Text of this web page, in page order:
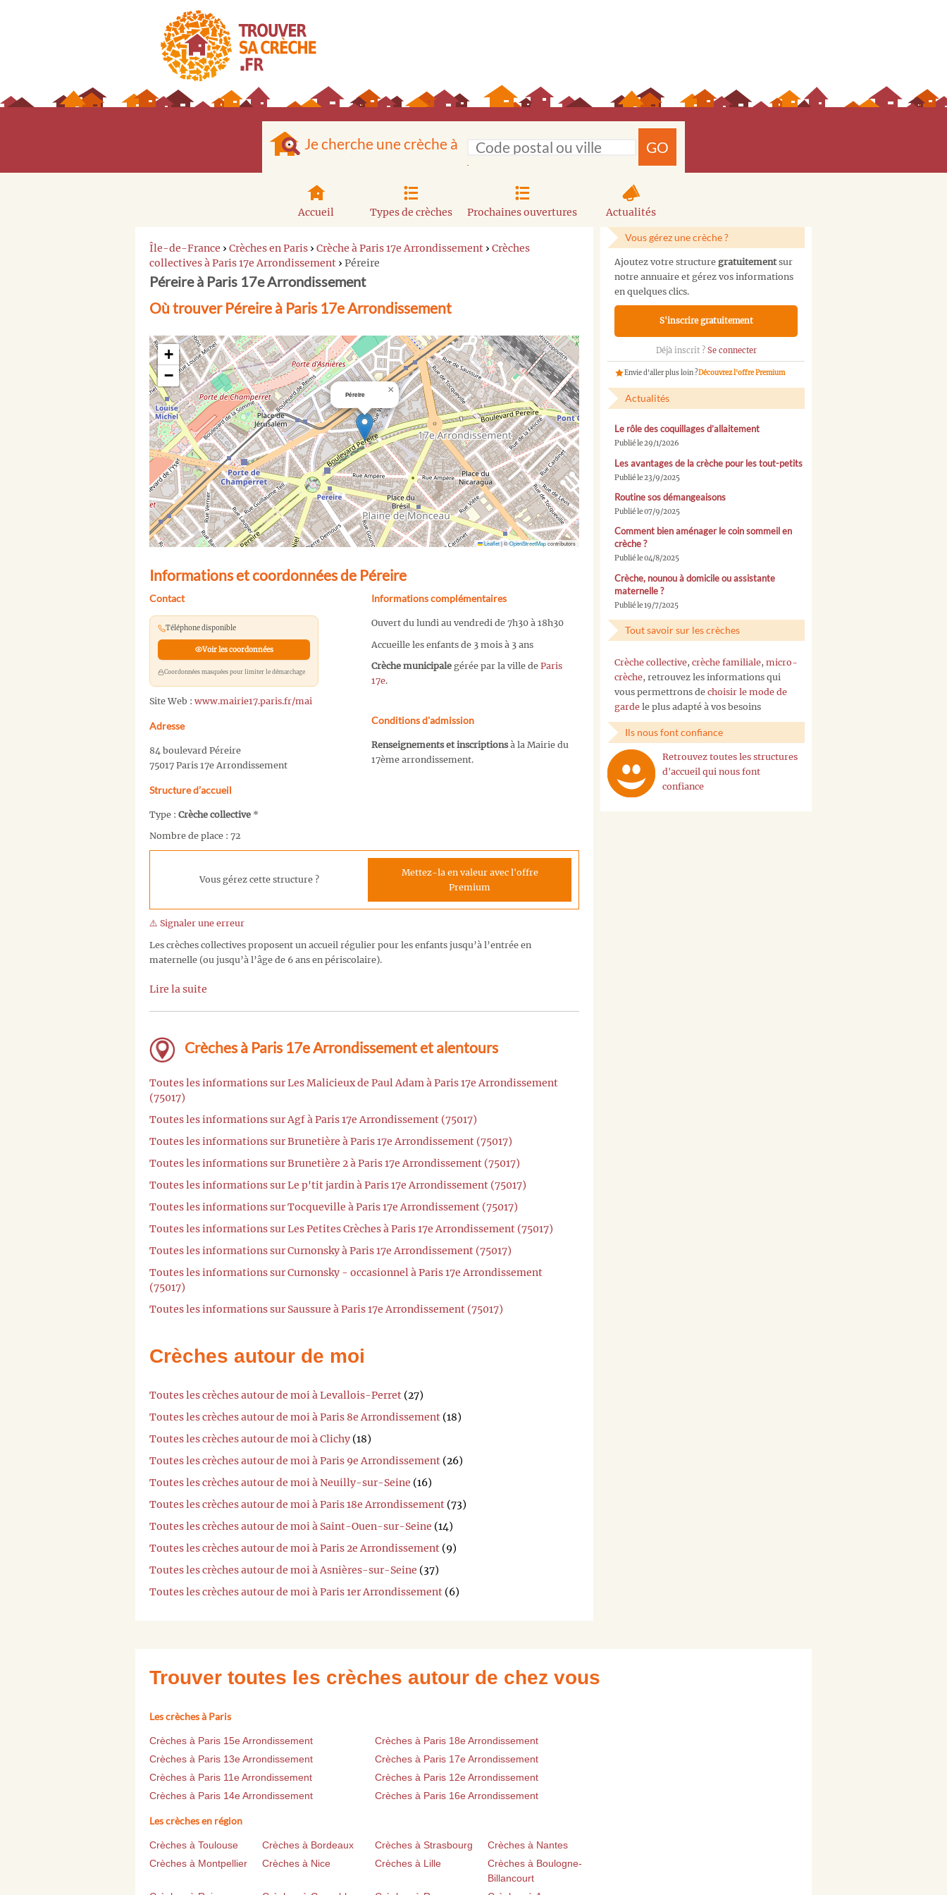
Je cherche une crèche à GO
Accueil Types de crèches Prochaines ouvertures Actualités
Île-de-France › Crèches en Paris › Crèche à Paris 17e Arrondissement › Crèches
collectives à Paris 17e Arrondissement › Péreire
Péreire à Paris 17e Arrondissement
Où trouver Péreire à Paris 17e Arrondissement
Péreire ×
+
−
Leaflet|©OpenStreetMapcontributors
Informations et coordonnées de Péreire
Contact
Téléphone disponible
Voir les coordonnées
Coordonnées masquées pour limiter le démarchage
Site Web : www.mairie17.paris.fr/mai
Adresse
84 boulevard Péreire
75017 Paris 17e Arrondissement
Structure d’accueil
Type : Crèche collective *
Nombre de place : 72
Informations complémentaires
Ouvert du lundi au vendredi de 7h30 à 18h30
Accueille les enfants de 3 mois à 3 ans
Crèche municipalegérée par la ville de Paris
17e.
Conditions d'admission
Renseignements et inscriptionsà la Mairie du
17ème arrondissement.
Vous gérez cette structure ?
Mettez-la en valeur avec l'offre
Premium
⚠️ Signaler une erreur
Les crèches collectives proposent un accueil régulier pour les enfants jusqu’à l’entrée en
maternelle (ou jusqu’à l’âge de 6 ans en périscolaire).
Lire la suite
Crèches à Paris 17e Arrondissement et alentours
Toutes les informations sur Les Malicieux de Paul Adam à Paris 17e Arrondissement
(75017)
Toutes les informations sur Agf à Paris 17e Arrondissement (75017)
Toutes les informations sur Brunetière à Paris 17e Arrondissement (75017)
Toutes les informations sur Brunetière 2 à Paris 17e Arrondissement (75017)
Toutes les informations sur Le p'tit jardin à Paris 17e Arrondissement (75017)
Toutes les informations sur Tocqueville à Paris 17e Arrondissement (75017)
Toutes les informations sur Les Petites Crèches à Paris 17e Arrondissement (75017)
Toutes les informations sur Curnonsky à Paris 17e Arrondissement (75017)
Toutes les informations sur Curnonsky - occasionnel à Paris 17e Arrondissement
(75017)
Toutes les informations sur Saussure à Paris 17e Arrondissement (75017)
Crèches autour de moi
Toutes les crèches autour de moi à Levallois-Perret (27)
Toutes les crèches autour de moi à Paris 8e Arrondissement (18)
Toutes les crèches autour de moi à Clichy (18)
Toutes les crèches autour de moi à Paris 9e Arrondissement (26)
Toutes les crèches autour de moi à Neuilly-sur-Seine (16)
Toutes les crèches autour de moi à Paris 18e Arrondissement (73)
Toutes les crèches autour de moi à Saint-Ouen-sur-Seine (14)
Toutes les crèches autour de moi à Paris 2e Arrondissement (9)
Toutes les crèches autour de moi à Asnières-sur-Seine (37)
Toutes les crèches autour de moi à Paris 1er Arrondissement (6)
Vous gérez une crèche ?
Ajoutez votre structure gratuitementsur
notre annuaire et gérez vos informations
en quelques clics.
S'inscrire gratuitement
Déjà inscrit ? Se connecter
Envie d'aller plus loin ?Découvrez l'offre Premium
Actualités
Le rôle des coquillages d’allaitement
Publié le 29/1/2026
Les avantages de la crèche pour les tout-petits
Publié le 23/9/2025
Routine sos démangeaisons
Publié le 07/9/2025
Comment bien aménager le coin sommeil en
crèche ?
Publié le 04/8/2025
Crèche, nounou à domicile ou assistante
maternelle ?
Publié le 19/7/2025
Tout savoir sur les crèches
Crèche collective, crèche familiale, micro-
crèche, retrouvez les informations qui
vous permettrons de choisir le mode de
garde le plus adapté à vos besoins
Ils nous font confiance
Retrouvez toutes les structures
d'accueil qui nous font
confiance
Trouver toutes les crèches autour de chez vous
Les crèches à Paris
Crèches à Paris 15e Arrondissement
Crèches à Paris 18e Arrondissement
Crèches à Paris 13e Arrondissement
Crèches à Paris 17e Arrondissement
Crèches à Paris 11e Arrondissement
Crèches à Paris 12e Arrondissement
Crèches à Paris 14e Arrondissement
Crèches à Paris 16e Arrondissement
Les crèches en région
Crèches à Toulouse Crèches à Bordeaux Crèches à Strasbourg
Crèches à Nantes
Crèches à Montpellier
Crèches à Nice Crèches à Lille
Crèches à Boulogne-
Billancourt